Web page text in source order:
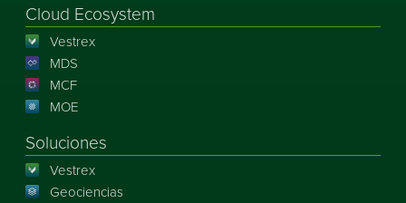
Cloud Ecosystem
Vestrex
MDS
MCF
MOE
Soluciones
Vestrex
Geociencias